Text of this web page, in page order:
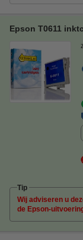
Epson T0611
Tip
Wij adviseren u
de Epson-